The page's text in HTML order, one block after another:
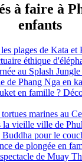
à faire à
enfants
plages de Kata et
éthique
au Splash
de Phang Nga en
en famille ?
marines au
la vieille ville de
pour le
de plongée en
de Muay